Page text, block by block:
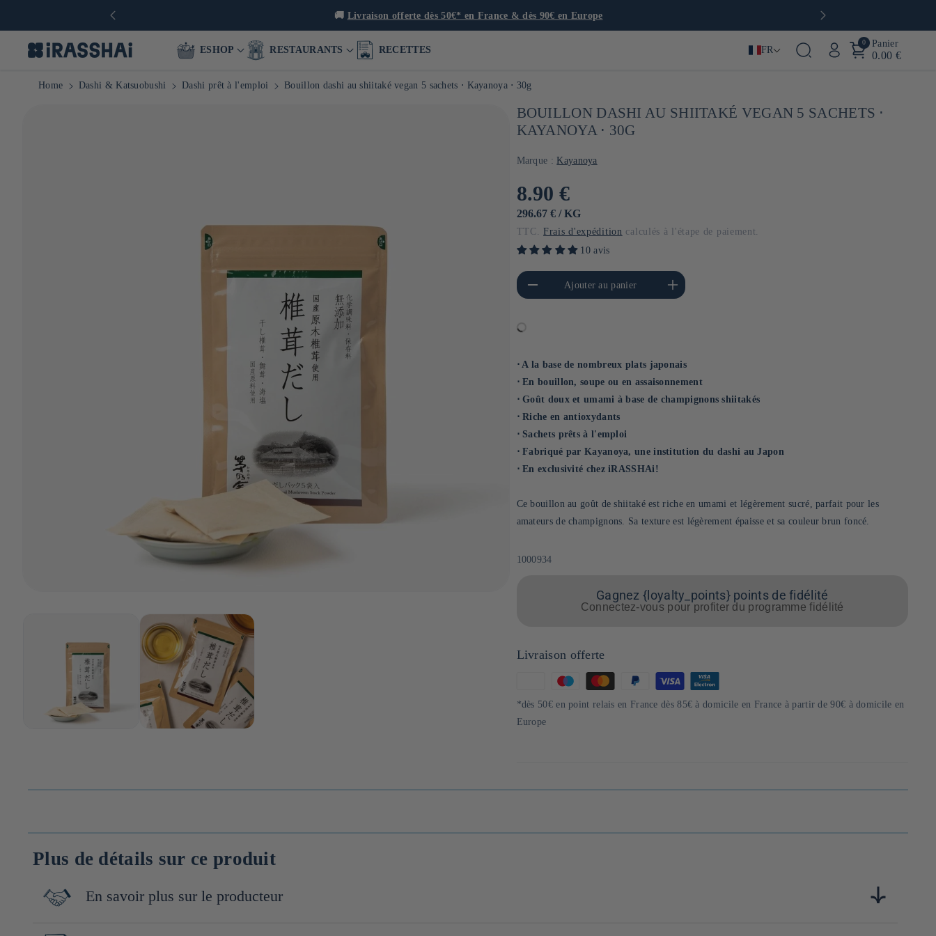
France & dès 90€ en Europe 🍙 Restaurants, boutique & café à Paris
ESHOP RESTAURANTS RECETTES FR
0 Panier
0.00 €
Home Dashi & Katsuobushi Dashi prêt à l'emploi Bouillon dashi au shiitaké vegan 5 sachets ⋅ Kayanoya ⋅ 30g
BOUILLON DASHI AU SHIITAKÉ VEGAN 5 SACHETS ⋅
KAYANOYA ⋅ 30G
Marque : Kayanoya
Prix
habituel
8.90 €
PRIX
296.67 € / PAR
KG
TTC. Frais d'expédition calculés à l'étape de paiement.
10 avis
Réduire la quantité de Default
Title
Ajouter au panier
Augmenter la quantité de
Default Title
⋅ A la base de nombreux plats japonais
⋅ En bouillon, soupe ou en assaisonnement
⋅ Goût doux et umami à base de champignons shiitakés
⋅ Riche en antioxydants
⋅ Sachets prêts à l'emploi
⋅ Fabriqué par Kayanoya, une institution du dashi au Japon
⋅ En exclusivité chez iRASSHAi!
Ce bouillon au goût de shiitaké est riche en umami et légèrement sucré, parfait pour les
amateurs de champignons. Sa texture est légèrement épaisse et sa couleur brun foncé.
SKU:
1000934
Gagnez {loyalty_points} points de fidélité
Connectez-vous pour profiter du programme fidélité
Livraison offerte
de
paiement
*dès 50€ en point relais en France dès 85€ à domicile en France à partir de 90€ à domicile en
Europe
Plus de détails sur ce produit
En savoir plus sur le producteur